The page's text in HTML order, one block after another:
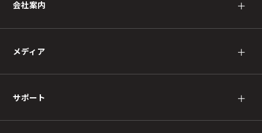
会社案内 ＋
メディア ＋
サポート ＋